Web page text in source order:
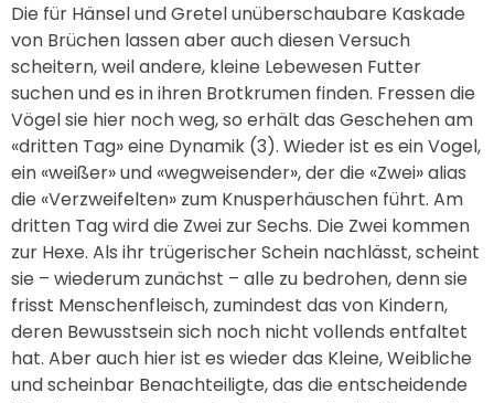
Die für Hänsel und Gretel unüberschaubare Kaskade
von Brüchen lassen aber auch diesen Versuch
scheitern, weil andere, kleine Lebewesen Futter
suchen und es in ihren Brotkrumen finden. Fressen die
Vögel sie hier noch weg, so erhält das Geschehen am
«dritten Tag» eine Dynamik (3). Wieder ist es ein Vogel,
ein «weißer» und «wegweisender», der die «Zwei» alias
die «Verzweifelten» zum Knusperhäuschen führt. Am
dritten Tag wird die Zwei zur Sechs. Die Zwei kommen
zur Hexe. Als ihr trügerischer Schein nachlässt, scheint
sie – wiederum zunächst – alle zu bedrohen, denn sie
frisst Menschenfleisch, zumindest das von Kindern,
deren Bewusstsein sich noch nicht vollends entfaltet
hat. Aber auch hier ist es wieder das Kleine, Weibliche
und scheinbar Benachteiligte, das die entscheidende